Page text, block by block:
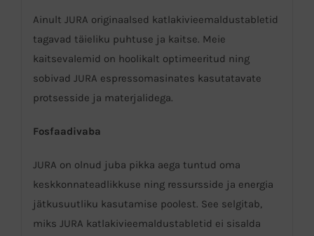
Ainult JURA originaalsed katlakivieemaldustabletid
tagavad täieliku puhtuse ja kaitse. Meie
kaitsevalemid on hoolikalt optimeeritud ning
sobivad JURA espressomasinates kasutatavate
protsesside ja materjalidega.
Fosfaadivaba
JURA on olnud juba pikka aega tuntud oma
keskkonnateadlikkuse ning ressursside ja energia
jätkusuutliku kasutamise poolest. See selgitab,
miks JURA katlakivieemaldustabletid ei sisalda